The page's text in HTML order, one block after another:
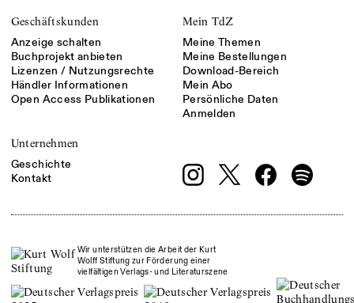
Geschäftskunden
Anzeige schalten
Buchprojekt anbieten
Lizenzen / Nutzungsrechte
Händler Informationen
Open Access Publikationen
Mein TdZ
Meine Themen
Meine Bestellungen
Download-Bereich
Mein Abo
Persönliche Daten
Anmelden
Unternehmen
Geschichte
Kontakt
Wir unterstützen die Arbeit der Kurt
Wolff Stiftung zur Förderung einer
vielfältigen Verlags- und Literaturszene